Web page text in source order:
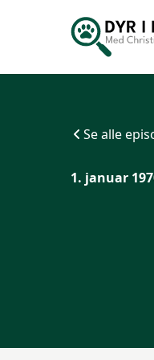
Se alle
1. januar